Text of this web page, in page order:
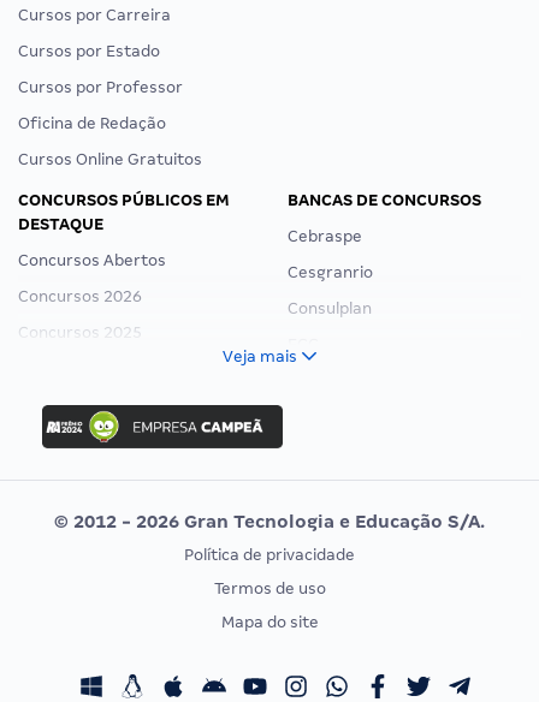
Cursos por Carreira
Cursos por Estado
Cursos por Professor
Oficina de Redação
Cursos Online Gratuitos
CONCURSOS PÚBLICOS EM
DESTAQUE
Concursos Abertos
Concursos 2026
Concursos 2025
Concurso Ibama
Concurso MPU
Editais publicados
BANCAS DE CONCURSOS
Cebraspe
Cesgranrio
Consulplan
Vunesp
CONCURSOS POR PROFISSÃO
Concursos Fiscais
EXAME DE ORDEM
Calendário OAB
Veja mais
© 2012 - 2026 Gran Tecnologia e Educação S/A.
Política de privacidade
Termos de uso
Mapa do site